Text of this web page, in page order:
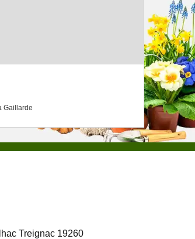
Gaillarde
Treignac 19260